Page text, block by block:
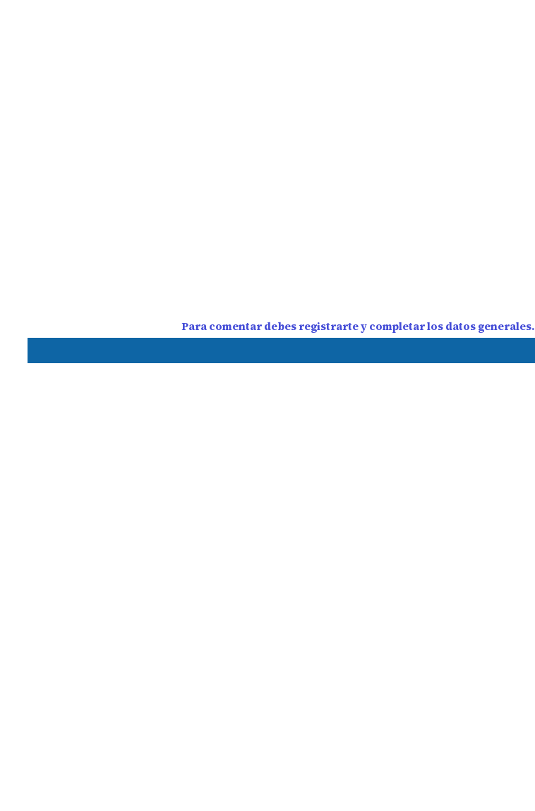
Para comentar debes registrarte y completar los datos generales.